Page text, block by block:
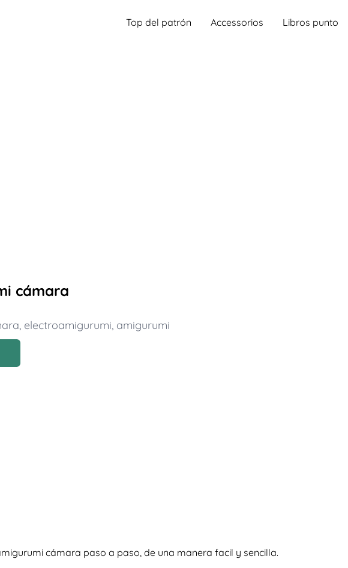
Top del patrón Accessorios Libros punto
cámara
, electroamigurumi, amigurumi
cámara paso a paso, de una manera facil y sencilla.